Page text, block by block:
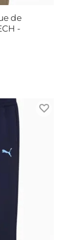
de
-